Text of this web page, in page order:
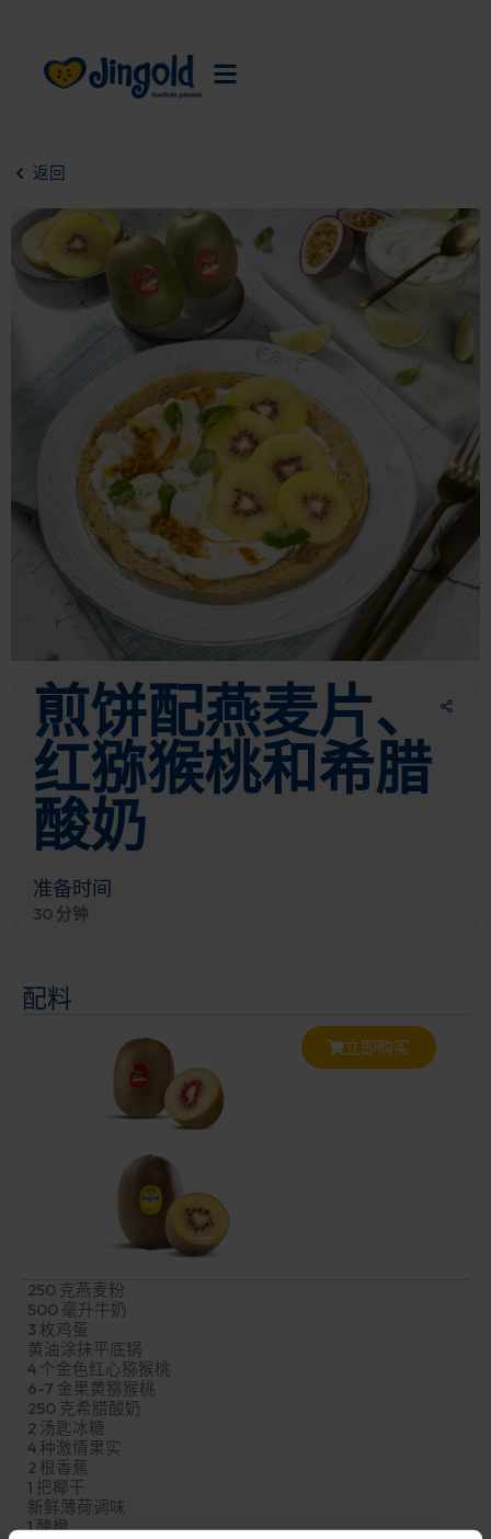
返回
煎饼配燕麦片、
红猕猴桃和希腊
酸奶
准备时间
30 分钟
配料
立即购买
250 克燕麦粉
500 毫升牛奶
3 枚鸡蛋
黄油涂抹平底锅
4 个金色红心猕猴桃
6-7 金果黄猕猴桃
250 克希腊酸奶
2 汤匙冰糖
4 种激情果实
2 根香蕉
1 把椰干
新鲜薄荷调味
1 酸橙